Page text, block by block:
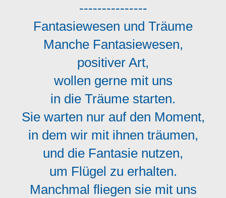
---------------
Fantasiewesen und Träume
Manche Fantasiewesen,
positiver Art,
wollen gerne mit uns
in die Träume starten.
Sie warten nur auf den Moment,
in dem wir mit ihnen träumen,
und die Fantasie nutzen,
um Flügel zu erhalten.
Manchmal fliegen sie mit uns